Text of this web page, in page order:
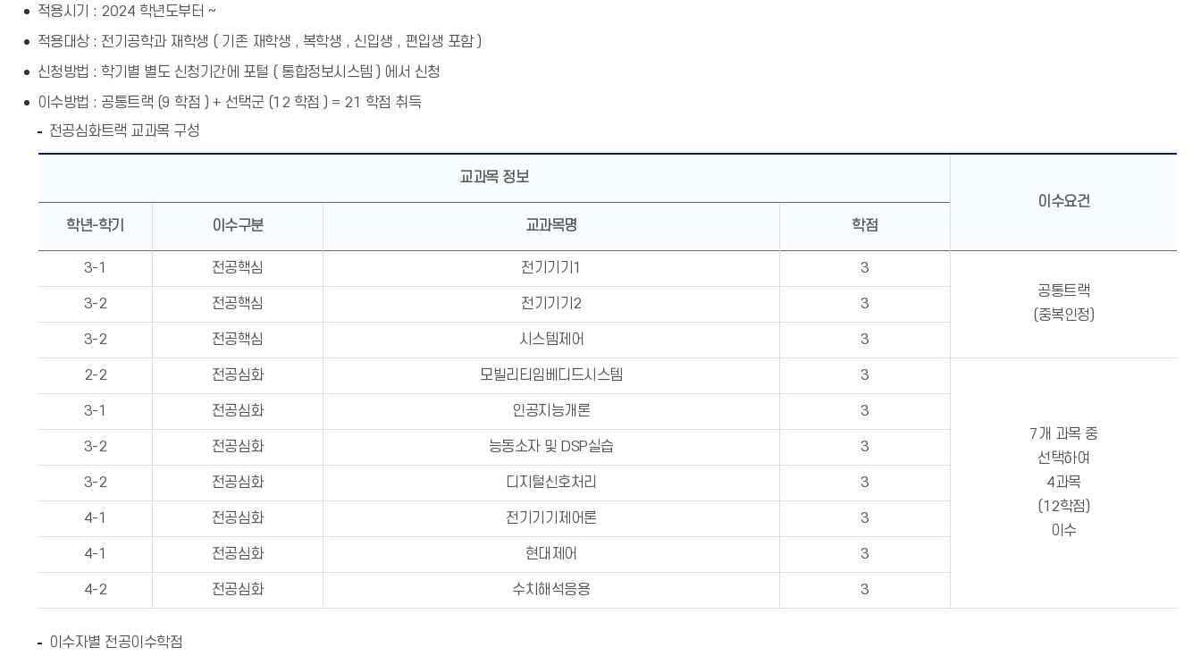
적용시기 : 2024 학년도부터 ~
적용대상 : 전기공학과 재학생 ( 기존 재학생 , 복학생 , 신입생 , 편입생 포함 )
신청방법 : 학기별 별도 신청기간에 포털 ( 통합정보시스템 ) 에서 신청
이수방법 : 공통트랙 (9 학점 ) + 선택군 (12 학점 ) = 21 학점 취득
전공심화트랙 교과목 구성
교과목 정보
이수요건
학년-학기
이수구분 교과목명 학점
3-1 전공핵심 전기기기1
3
공통트랙
(중복인정)
3-2 전공핵심 전기기기2 3
3-2 전공핵심 시스템제어 3
2-2 전공심화 모빌리티임베디드시스템 3
7개 과목 중
선택하여
4과목
(12학점)
이수
3-1 전공심화 인공지능개론 3
3-2 전공심화 능동소자 및 DSP실습 3
3-2 전공심화 디지털신호처리 3
4-1 전공심화 전기기기제어론 3
4-1 전공심화 현대제어 3
4-2 전공심화 수치해석응용 3
이수자별 전공이수학점